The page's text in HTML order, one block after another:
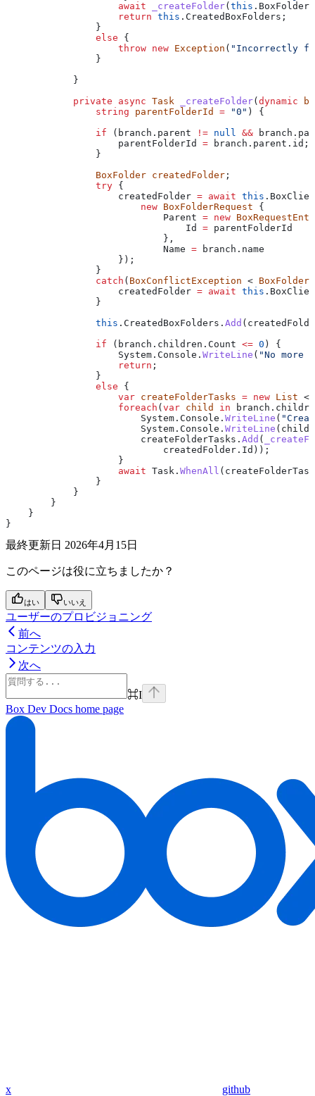
                    await
_createFolder( this .
                    return
this . CreatedBoxFolders ;
                }
                else
{
                    throw
new Exception ( "Incorrectly
                }
            }
            private
async Task _createFolder( dynamic
                string
parentFolderId = "0" ) {
                if
( branch . parent != null && branch .
                    parentFolderId
= branch . parent . id ;
                }
                BoxFolder
createdFolder ;
                try
{
                    createdFolder
= await this .
                        new
BoxFolderRequest {
                            Parent
= new
                                Id
= parentFolderId
                            },
                            Name
= branch . name
                    });
                }
                catch
( BoxConflictException < BoxFolder
                    createdFolder
= await this .
                }
                this
. CreatedBoxFolders . Add (
                if
( branch . children . Count <= 0 ) {
                    System
. Console . WriteLine ( "No
                    return
;
                }
                else
{
                    var
createFolderTasks = new List <
                    foreach
( var child in branch .
                        System
. Console . WriteLine (
                        System
. Console . WriteLine ( child
                        createFolderTasks
. Add (
                            createdFolder
. Id ));
                    }
                    await
Task . WhenAll (
                }
            }
        }
    }
}
最終更新日 2026年4月15日
このページは役に立ちましたか？
はい いいえ
ユーザーのプロビジョニング
前へ
コンテンツの入力
次へ
⌘I
Box Dev Docs home page
x github